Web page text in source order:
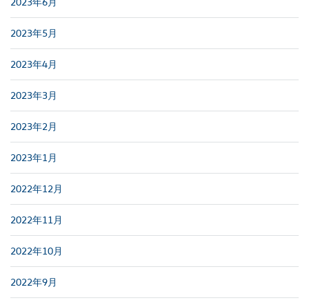
2023年5月
2023年4月
2023年3月
2023年2月
2023年1月
2022年12月
2022年11月
2022年10月
2022年9月